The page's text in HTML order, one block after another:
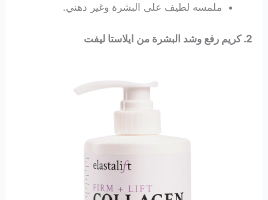
ملمسه لطيف على البشرة وغير دهني.
2. كريم رفع وشد البشرة من ايلاستا ليفت